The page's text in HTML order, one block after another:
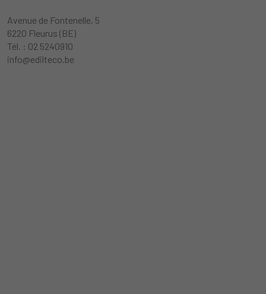
Avenue de Fontenelle, 5
6220 Fleurus (BE)
Tél. : 02 5240910
info@edilteco.be